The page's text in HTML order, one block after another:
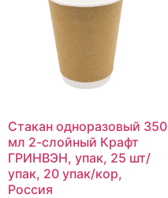
Стакан одноразовый 350
мл 2-слойный Крафт
ГРИНВЭН, упак, 25 шт/
упак, 20 упак/кор,
Россия